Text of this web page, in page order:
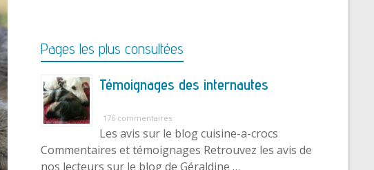
Pages les plus consultées
Témoignages des internautes
176 commentaires
Les avis sur le blog cuisine-a-crocs
Commentaires et témoignages Retrouvez les avis de
nos lecteurs sur le blog de Géraldine …